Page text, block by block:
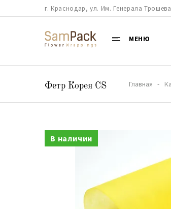
г. Краснодар, ул. Им. Генерала
МЕНЮ
Фетр Корея CS Главная
В наличии